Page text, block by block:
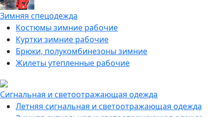
Зимняя спецодежда
Костюмы зимние рабочие
Куртки зимние рабочие
Брюки, полукомбинезоны зимние
Жилеты утепленные рабочие
Сигнальная и светоотражающая одежда
Летняя сигнальная и светоотражающая одежда